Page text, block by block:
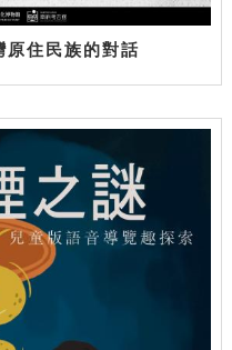
原住民族的對話